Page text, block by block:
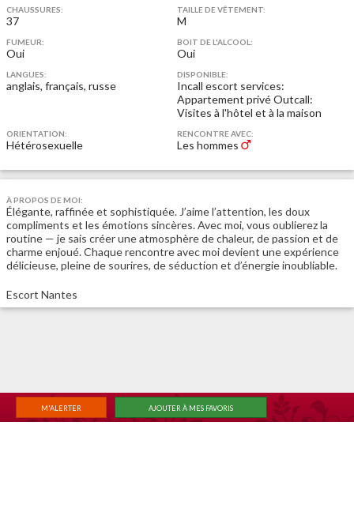
M'ALERTER AJOUTER À MES FAVORIS
CHAUSSURES:
37
TAILLE DE VÊTEMENT:
M
FUMEUR:
Oui
BOIT DE L'ALCOOL:
Oui
LANGUES:
anglais, français, russe
DISPONIBLE:
Incall escort services:
Appartement privéOutcall:
Visites à l'hôtel et à la maison
ORIENTATION:
Hétérosexuelle
RENCONTRE AVEC:
Les hommes
À PROPOS DE MOI:
Élégante, raffinée et sophistiquée. J’aime l’attention, les doux
compliments et les émotions sincères. Avec moi, vous oublierez la
routine — je sais créer une atmosphère de chaleur, de passion et de
charme enjoué. Chaque rencontre avec moi devient une expérience
délicieuse, pleine de sourires, de séduction et d’énergie inoubliable.
Escort Nantes